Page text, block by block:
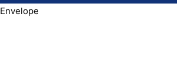
Envelope